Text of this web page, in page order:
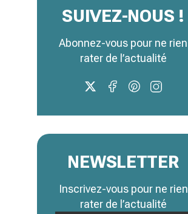
SUIVEZ-NOUS !
Abonnez-vous pour ne rien
rater de l’actualité
NEWSLETTER
Inscrivez-vous pour ne rien
rater de l’actualité